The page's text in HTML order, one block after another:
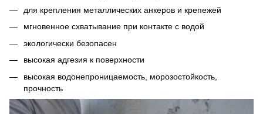
для крепления металлических анкеров и крепежей
мгновенное схватывание при контакте с водой
экологически безопасен
высокая адгезия к поверхности
высокая водонепроницаемость, морозостойкость,
прочность